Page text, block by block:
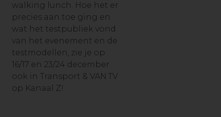
walking lunch. Hoe het er
precies aan toe ging en
wat het testpubliek vond
van het evenement en de
testmodellen, zie je op
16/17 en 23/24 december
ook in Transport & VAN.TV
op Kanaal Z!